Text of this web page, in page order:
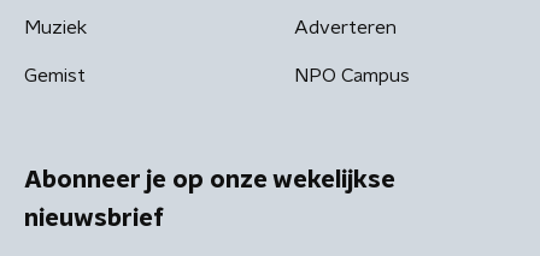
Muziek
Gemist
Adverteren
NPO Campus
Abonneer je op onze wekelijkse
nieuwsbrief